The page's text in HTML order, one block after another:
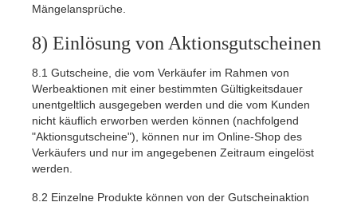
Mängelansprüche.
8) Einlösung von Aktionsgutscheinen
8.1 Gutscheine, die vom Verkäufer im Rahmen von
Werbeaktionen mit einer bestimmten Gültigkeitsdauer
unentgeltlich ausgegeben werden und die vom Kunden
nicht käuflich erworben werden können (nachfolgend
"Aktionsgutscheine"), können nur im Online-Shop des
Verkäufers und nur im angegebenen Zeitraum eingelöst
werden.
8.2 Einzelne Produkte können von der Gutscheinaktion